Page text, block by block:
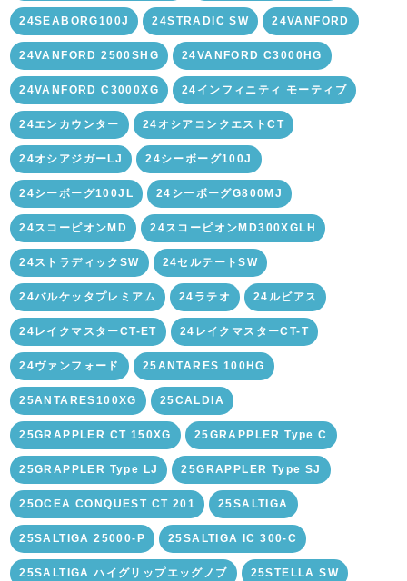
24SEABORG100J 24STRADIC SW 24VANFORD
24VANFORD 2500SHG 24VANFORD C3000HG
24VANFORD C3000XG 24インフィニティ モーティブ
24エンカウンター 24オシアコンクエストCT
24オシアジガーLJ 24シーボーグ100J
24シーボーグ100JL 24シーボーグG800MJ
24スコーピオンMD 24スコーピオンMD300XGLH
24ストラディックSW 24セルテートSW
24バルケッタプレミアム 24ラテオ 24ルビアス
24レイクマスターCT-ET 24レイクマスターCT-T
24ヴァンフォード 25ANTARES 100HG
25ANTARES100XG 25CALDIA
25GRAPPLER CT 150XG 25GRAPPLER Type C
25GRAPPLER Type LJ 25GRAPPLER Type SJ
25OCEA CONQUEST CT 201 25SALTIGA
25SALTIGA 25000-P 25SALTIGA IC 300-C
25SALTIGA ハイグリップエッグノブ 25STELLA SW